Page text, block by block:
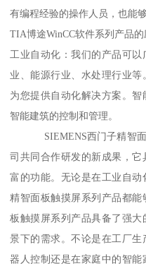
有编程经验的操作人员，也能
TIA博途WinCC软件系列产品的
工业自动化：我们的产品可
业、能源行业、水处理行业
为您提供自动化解决方案。
智能建筑的控制和管理。
SIEMENS西门子精智面板
司共同合作研发的新成果，
富的功能。无论是在工业自
精智面板触摸屏系列产品都
板触摸屏系列产品具备了强
景下的需求。不论是在工厂
器人控制还是在家庭中的智